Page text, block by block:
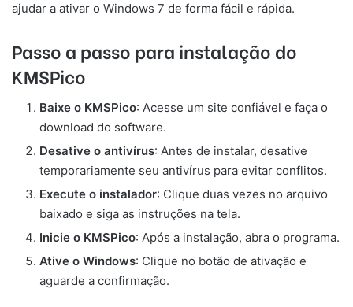
ajudar a ativar o Windows 7 de forma fácil e rápida.
Passo a passo para instalação do
KMSPico
Baixe o KMSPico: Acesse um site confiável e faça o
download do software.
Desative o antivírus: Antes de instalar, desative
temporariamente seu antivírus para evitar conflitos.
Execute o instalador: Clique duas vezes no arquivo
baixado e siga as instruções na tela.
Inicie o KMSPico: Após a instalação, abra o programa.
Ative o Windows: Clique no botão de ativação e
aguarde a confirmação.